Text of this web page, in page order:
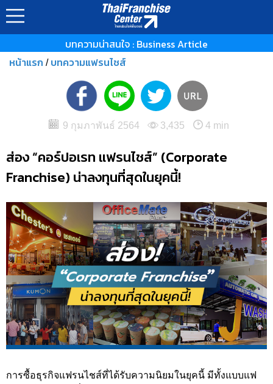
บทความน่าสนใจ : Business Article
หน้าแรก / บทความแฟรนไชส์
9 กุมภาพันธ์ 2564 3,435 4 min
ส่อง “คอร์ปอเรท แฟรนไชส์” (Corporate
Franchise) น่าลงทุนที่สุดในยุคนี้!
การซื้อธุรกิจแฟรนไชส์ที่ได้รับความนิยมในยุคนี้ มีทั้งแบบแฟ